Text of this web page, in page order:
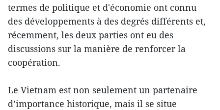
termes de politique et d'économie ont connu
des développements à des degrés différents et,
récemment, les deux parties ont eu des
discussions sur la manière de renforcer la
coopération.
Le Vietnam est non seulement un partenaire
d’importance historique, mais il se situe